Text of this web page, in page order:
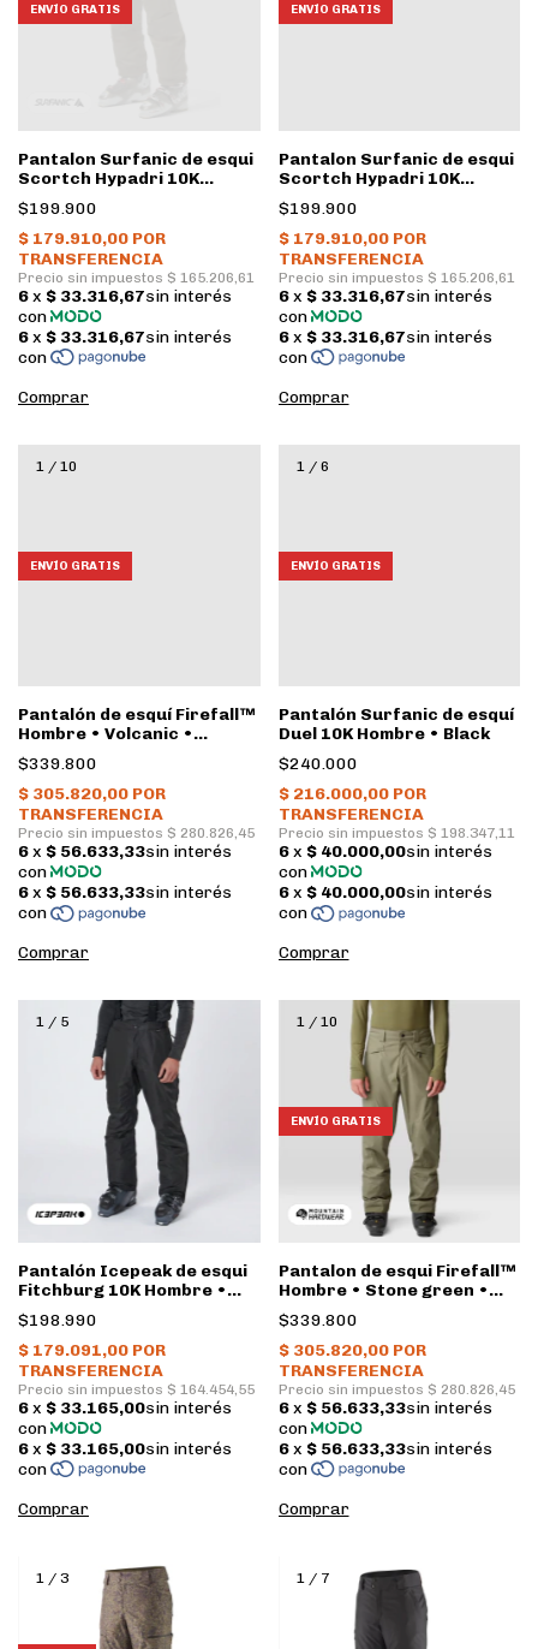
ENVÍO GRATIS
Pantalon Surfanic de esqui
Scortch Hypadri 10K
Hombre • Verde
$199.900
Comprar
ENVÍO GRATIS
Pantalon Surfanic de esqui
Scortch Hypadri 10K
Hombre • Azul
$199.900
Comprar
1 / 10
ENVÍO GRATIS
Pantalón de esquí Firefall™
Hombre • Volcanic •
Mountain Hardwear
$339.800
Comprar
1 / 6
ENVÍO GRATIS
Pantalón Surfanic de esquí
Duel 10K Hombre • Black
$240.000
Comprar
1 / 5
Pantalón Icepeak de esqui
Fitchburg 10K Hombre •
Black
$198.990
Comprar
1/ 10
ENVÍO GRATIS
Pantalon de esqui Firefall™
Hombre • Stone green •
Mountain Hardwear
$339.800
Comprar
1 / 3 1 / 7